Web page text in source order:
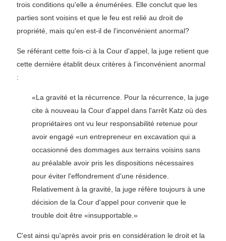
trois conditions qu'elle a énumérées. Elle conclut que les
parties sont voisins et que le feu est relié au droit de
propriété, mais qu'en est-il de l'inconvénient anormal?
Se référant cette fois-ci à la Cour d'appel, la juge retient que
cette dernière établit deux critères à l'inconvénient anormal
:
«La gravité et la récurrence. Pour la récurrence, la juge
cite à nouveau la Cour d'appel dans l'arrêt Katz où des
propriétaires ont vu leur responsabilité retenue pour
avoir engagé «un entrepreneur en excavation qui a
occasionné des dommages aux terrains voisins sans
au préalable avoir pris les dispositions nécessaires
pour éviter l'effondrement d'une résidence.
Relativement à la gravité, la juge réfère toujours à une
décision de la Cour d'appel pour convenir que le
trouble doit être «insupportable.»
C'est ainsi qu'après avoir pris en considération le droit et la